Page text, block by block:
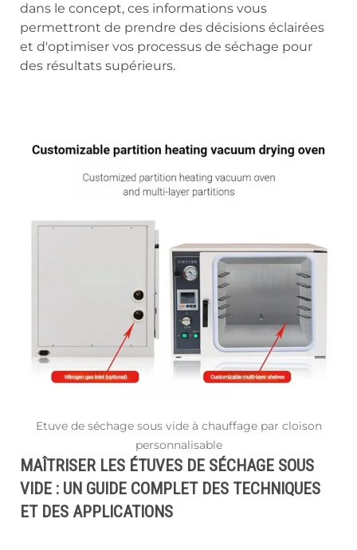
dans le concept, ces informations vous
permettront de prendre des décisions éclairées
et d'optimiser vos processus de séchage pour
des résultats supérieurs.
Etuve de séchage sous vide à chauffage par cloison
personnalisable
MAÎTRISER LES ÉTUVES DE SÉCHAGE SOUS
VIDE : UN GUIDE COMPLET DES TECHNIQUES
ET DES APPLICATIONS